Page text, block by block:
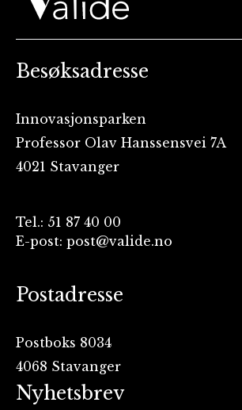
Besøksadresse
Innovasjonsparken
Professor Olav Hanssensvei 7A
4021 Stavanger
Tel.: 51 87 40 00
E-post: post@valide.no
Postadresse
Postboks 8034
4068 Stavanger
Nyhetsbrev